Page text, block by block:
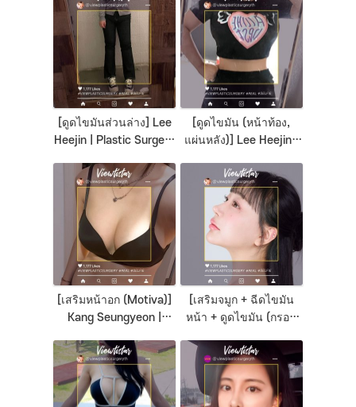
[ดูดไขมันส่วนล่าง] Lee
Heejin | Plastic Surgery
[ดูดไขมัน (หน้าท้อง,
แผ่นหลัง)] Lee Heejin |
[เสริมหน้าอก (Motiva)]
Kang Seungyeon |
[เสริมจมูก + ฉีดไขมัน
หน้า + ดูดไขมัน (กรอบ
Plastic Surgery Korea